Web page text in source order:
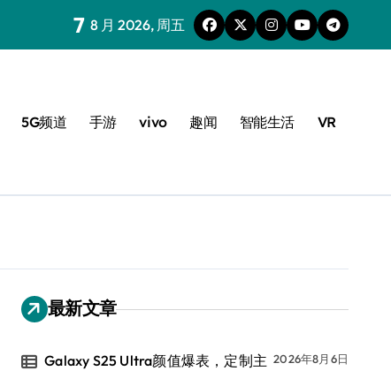
7 8 月 2026, 周五
5G频道 手游 vivo 趣闻 智能生活 VR
最新文章
Galaxy S25 Ultra颜值爆表，定制主 2026年8月6日